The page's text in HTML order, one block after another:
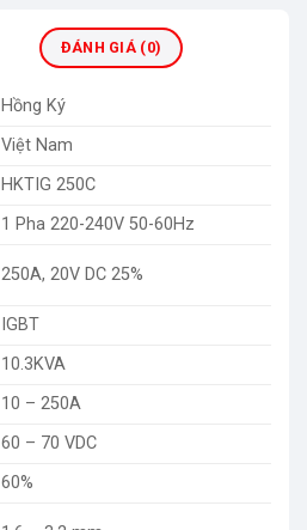
ĐÁNH GIÁ (0)
Hồng Ký
Việt Nam
HKTIG 250C
1 Pha 220-240V 50-60Hz
250A, 20V DC 25%
IGBT
10.3KVA
10 – 250A
60 – 70 VDC
60%